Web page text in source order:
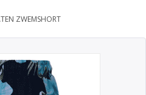
ZWEMSHORT